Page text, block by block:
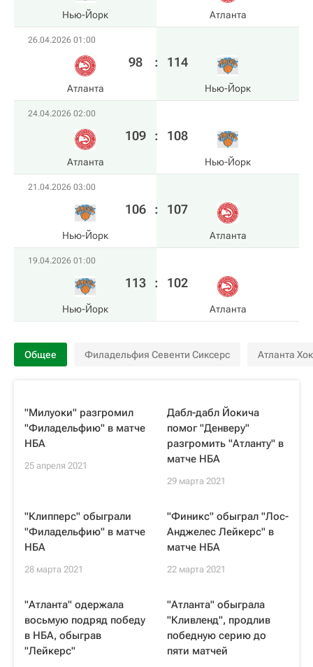
Нью-Йорк Атланта
26.04.2026 01:00
Атланта
98 : 114
Нью-Йорк
24.04.2026 02:00
Атланта
109 : 108
Нью-Йорк
21.04.2026 03:00
Нью-Йорк
106 : 107
Атланта
19.04.2026 01:00
Нью-Йорк
113 : 102
Атланта
Общее Филадельфия Севенти Сиксерс Атланта
"Милуоки" разгромил
"Филадельфию" в матче
НБА
25 апреля 2021
Дабл-дабл Йокича
помог "Денверу"
разгромить "Атланту" в
матче НБА
29 марта 2021
"Клипперс" обыграли
"Филадельфию" в матче
НБА
28 марта 2021
"Финикс" обыграл "Лос-
Анджелес Лейкерс" в
матче НБА
22 марта 2021
"Атланта" одержала
восьмую подряд победу
в НБА, обыграв
"Лейкерс"
"Атланта" обыграла
"Кливленд", продлив
победную серию до
пяти матчей